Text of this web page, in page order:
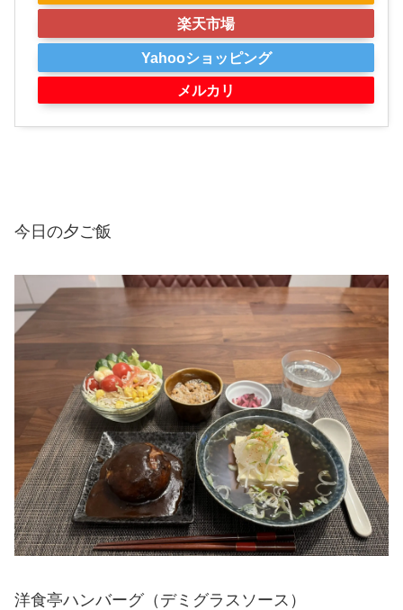
楽天市場
Yahooショッピング
メルカリ
今日の夕ご飯
洋食亭ハンバーグ（デミグラスソース）